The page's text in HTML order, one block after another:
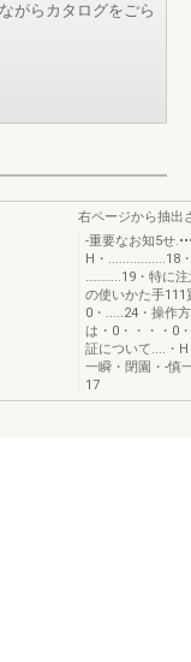
がらカタログをごら
右ページから抽出
-重要なお知5せ
H・................18
………...19・特に
の使いかた手
0・.....24・操作
は・0・・・・0
証について....・
一瞬・閉園・-慎
17